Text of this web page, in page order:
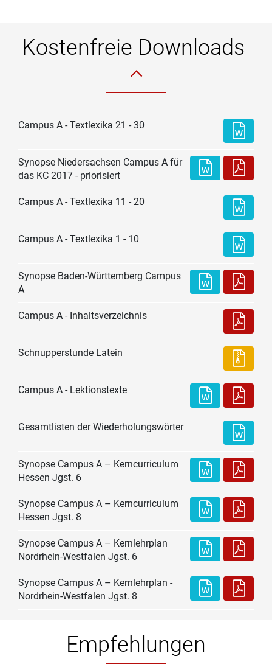
Kostenfreie Downloads
Campus A - Textlexika 21 - 30
Synopse Niedersachsen Campus A für
das KC 2017 - priorisiert
Campus A - Textlexika 11 - 20
Campus A - Textlexika 1 - 10
Synopse Baden-Württemberg Campus
A
Campus A - Inhaltsverzeichnis
Schnupperstunde Latein
Campus A - Lektionstexte
Gesamtlisten der Wiederholungswörter
Synopse Campus A – Kerncurriculum
Hessen Jgst. 6
Synopse Campus A – Kerncurriculum
Hessen Jgst. 8
Synopse Campus A – Kernlehrplan
Nordrhein-Westfalen Jgst. 6
Synopse­ Campus ­­A – Kernleh­­rplan ­
Nordrhe­­­in-Westfal­­en Jgst. 8
Empfehlungen